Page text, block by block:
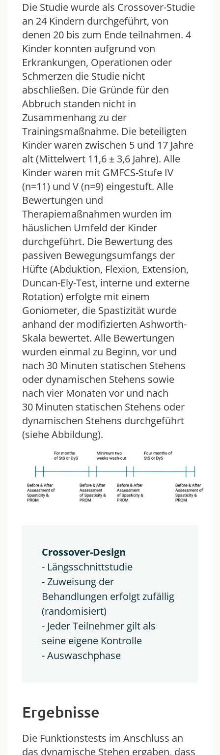
Die Studie wurde als Crossover-Studie
an 24 Kindern durchgeführt, von
denen 20 bis zum Ende teilnahmen. 4
Kinder konnten aufgrund von
Erkrankungen, Operationen oder
Schmerzen die Studie nicht
abschließen. Die Gründe für den
Abbruch standen nicht in
Zusammenhang zu der
Trainingsmaßnahme. Die beteiligten
Kinder waren zwischen 5 und 17 Jahre
alt (Mittelwert 11,6 ± 3,6 Jahre). Alle
Kinder waren mit GMFCS-Stufe IV
(n=11) und V (n=9) eingestuft. Alle
Bewertungen und
Therapiemaßnahmen wurden im
häuslichen Umfeld der Kinder
durchgeführt. Die Bewertung des
passiven Bewegungsumfangs der
Hüfte (Abduktion, Flexion, Extension,
Duncan-Ely-Test, interne und externe
Rotation) erfolgte mit einem
Goniometer, die Spastizität wurde
anhand der modifizierten Ashworth-
Skala bewertet. Alle Bewertungen
wurden einmal zu Beginn, vor und
nach 30 Minuten statischen Stehens
oder dynamischen Stehens sowie
nach vier Monaten vor und nach
30 Minuten statischen Stehens oder
dynamischen Stehens durchgeführt
(siehe Abbildung).
Crossover-Design
- Längsschnittstudie
- Zuweisung der
Behandlungen erfolgt zufällig
(randomisiert)
- Jeder Teilnehmer gilt als
seine eigene Kontrolle
- Auswaschphase
Ergebnisse
Die Funktionstests im Anschluss an
das dynamische Stehen ergaben, dass